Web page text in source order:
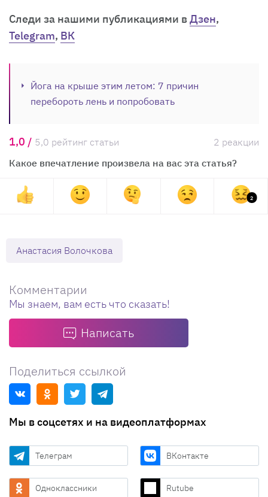
Cледи за нашими публикациями вДзен,
Telegram, ВК
Йога на крыше этим летом: 7 причин
перебороть лень и попробовать
1,0 / 5,0 рейтинг статьи
2 реакции
Какое впечатление произвела на вас эта статья?
2
Анастасия Волочкова
Комментарии
Мы знаем, вам есть что сказать!
Написать
Поделиться ссылкой
Мы в соцсетях и на видеоплатформах
Телеграм ВКонтакте
Одноклассники Rutube